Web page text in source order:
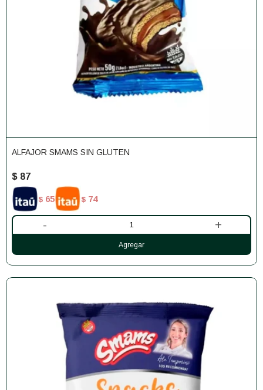
ALFAJOR SMAMS SIN GLUTEN
$ 87
$ 65 $ 74
- +